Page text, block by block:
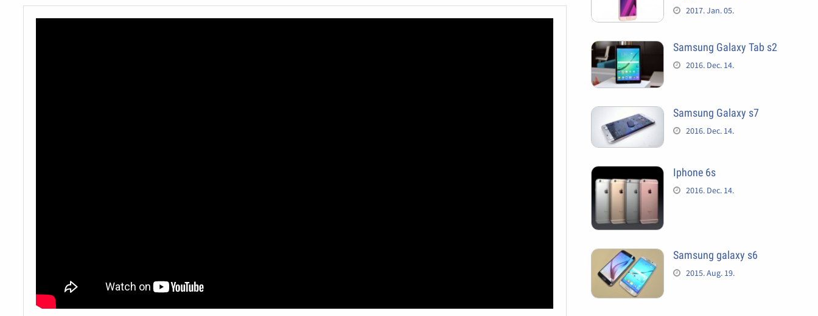
2017. Jan. 05.
Samsung Galaxy Tab s2
2016. Dec. 14.
Samsung Galaxy s7
2016. Dec. 14.
Iphone 6s
2016. Dec. 14.
Samsung galaxy s6
2015. Aug. 19.